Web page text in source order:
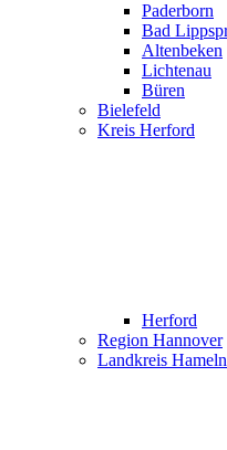
Paderborn
Bad
Altenbeken
Lichtenau
Büren
Bielefeld
Kreis Herford
Herford
Region Hannover
Landkreis